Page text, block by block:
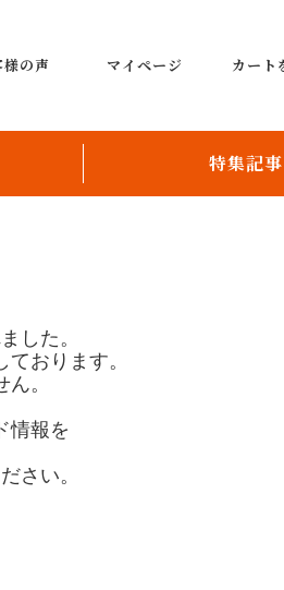
の声 マイページ カート
ー
特集記事
配送ロボットとおもてなし
した。
おります。
。
情報を
さい。